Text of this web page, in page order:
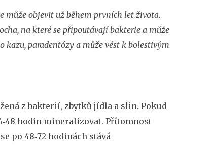
může objevit už během prvních let života.
na které se připoutávají bakterie a může
paradentózy a může vést k bolestivým
z bakterií, zbytků jídla a slin. Pokud
hodin mineralizovat. Přítomnost
po 48‑72 hodinách stává